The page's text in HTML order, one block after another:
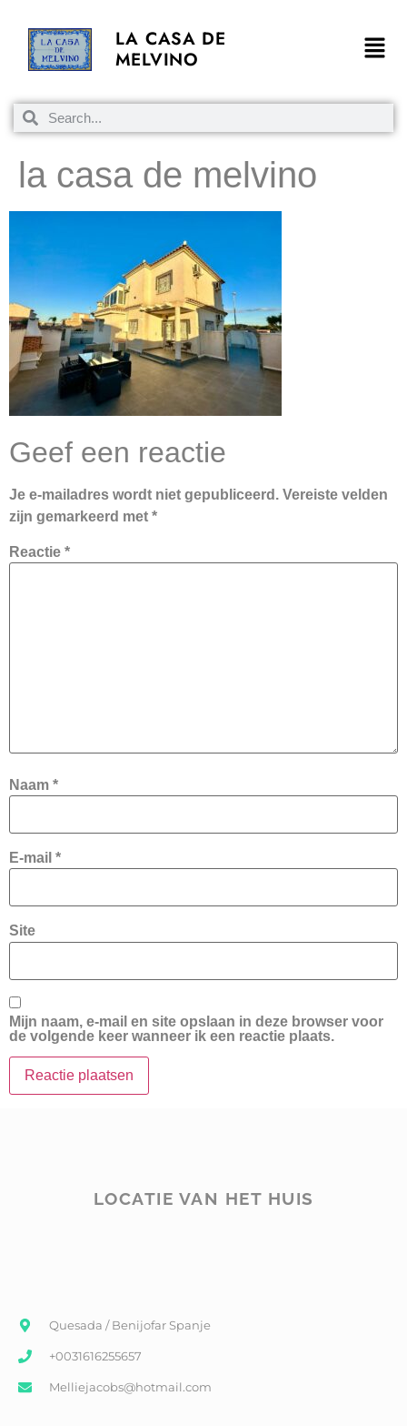
LA CASA DE
MELVINO
la casa de melvino
Geef een reactie
Je e-mailadres wordt niet gepubliceerd. Vereiste velden
zijn gemarkeerd met *
Reactie *
Naam *
E-mail *
Site
Mijn naam, e-mail en site opslaan in deze browser voor
de volgende keer wanneer ik een reactie plaats.
LOCATIE VAN HET HUIS
Quesada / Benijofar Spanje
+0031616255657
Melliejacobs@hotmail.com